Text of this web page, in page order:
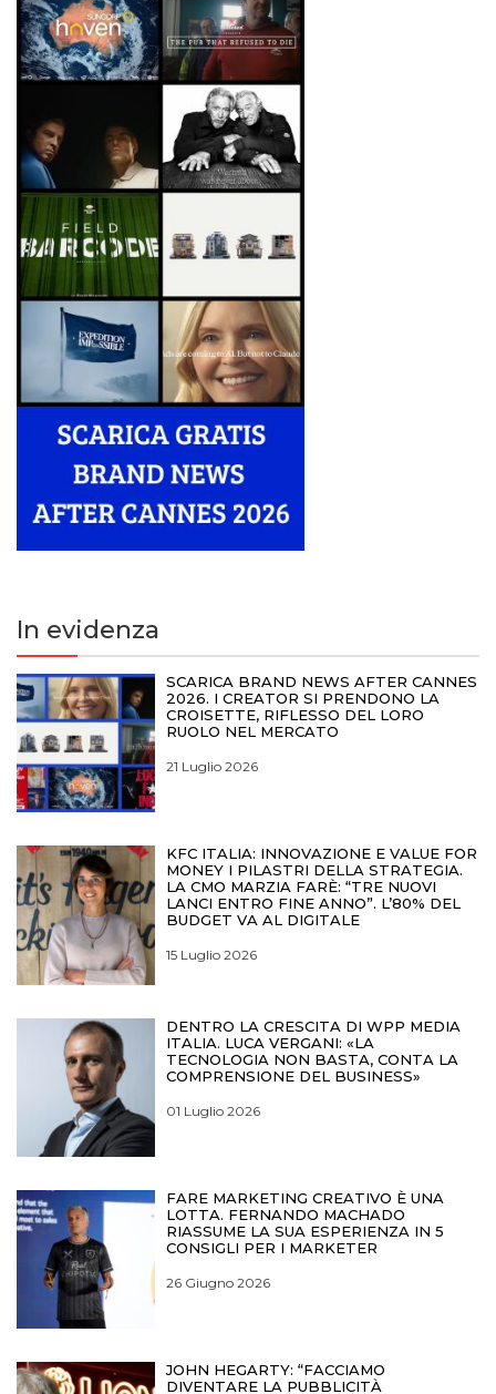
In evidenza
SCARICA BRAND NEWS AFTER CANNES
2026. I CREATOR SI PRENDONO LA
CROISETTE, RIFLESSO DEL LORO
RUOLO NEL MERCATO
21 Luglio 2026
KFC ITALIA: INNOVAZIONE E VALUE FOR
MONEY I PILASTRI DELLA STRATEGIA.
LA CMO MARZIA FARÈ: “TRE NUOVI
LANCI ENTRO FINE ANNO”. L’80% DEL
BUDGET VA AL DIGITALE
15 Luglio 2026
DENTRO LA CRESCITA DI WPP MEDIA
ITALIA. LUCA VERGANI: «LA
TECNOLOGIA NON BASTA, CONTA LA
COMPRENSIONE DEL BUSINESS»
01 Luglio 2026
FARE MARKETING CREATIVO È UNA
LOTTA. FERNANDO MACHADO
RIASSUME LA SUA ESPERIENZA IN 5
CONSIGLI PER I MARKETER
26 Giugno 2026
JOHN HEGARTY: “FACCIAMO
DIVENTARE LA PUBBLICITÀ